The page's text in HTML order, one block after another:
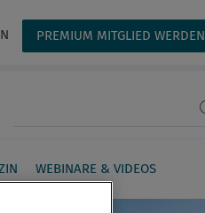
PREMIUM MITGLIED WERDEN
WEBINARE & VIDEOS